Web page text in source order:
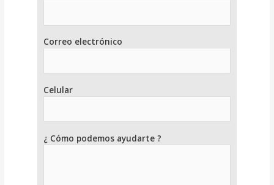
Correo electrónico
Celular
¿ Cómo podemos ayudarte ?